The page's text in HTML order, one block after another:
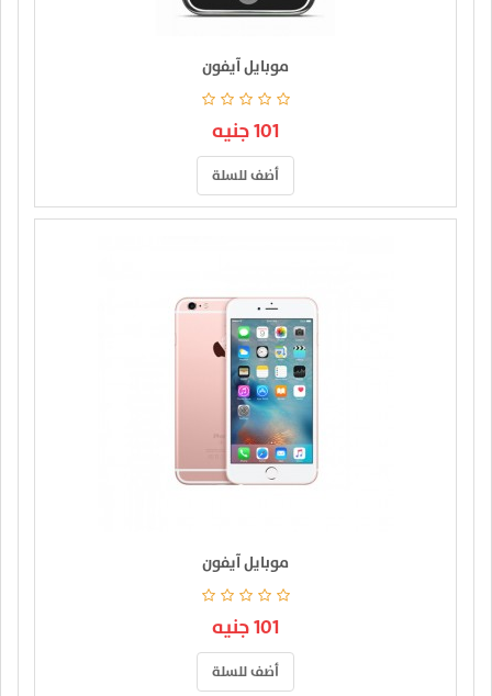
موبايل آيفون
101 جنيه
أضف للسلة
موبايل آيفون
101 جنيه
أضف للسلة